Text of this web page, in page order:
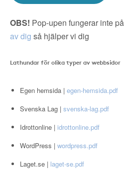
OBS! Pop-upen fungerar inte
av dig så hjälper vi dig
Lathundar för olika typer av webbsidor
Egen hemsida | egen-hemsida.pdf
Svenska Lag | svenska-lag.pdf
Idrottonline | idrottonline.pdf
WordPress | wordpress.pdf
Laget.se | laget-se.pdf